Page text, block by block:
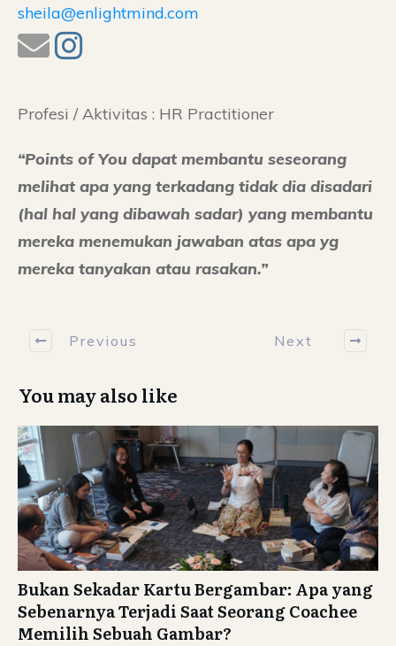
sheila@enlightmind.com
Profesi / Aktivitas : HR Practitioner
“Points of You dapat membantu seseorang
melihat apa yang terkadang tidak dia disadari
(hal hal yang dibawah sadar) yang membantu
mereka menemukan jawaban atas apa yg
mereka tanyakan atau rasakan.”
Previous Next
You may also like
Bukan Sekadar Kartu Bergambar: Apa yang
Sebenarnya Terjadi Saat Seorang Coachee
Memilih Sebuah Gambar?